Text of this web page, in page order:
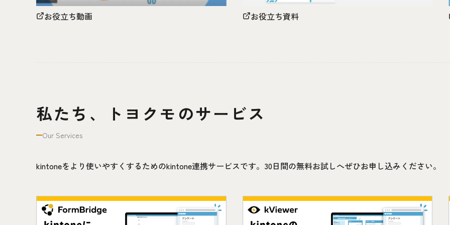
お役立ち動画 お役立ち資料
私たち、トヨクモのサービス
Our Services
kintoneをより使いやすくするためのkintone連携サービスです。30日間の無料お試しへぜひお申し込みください。